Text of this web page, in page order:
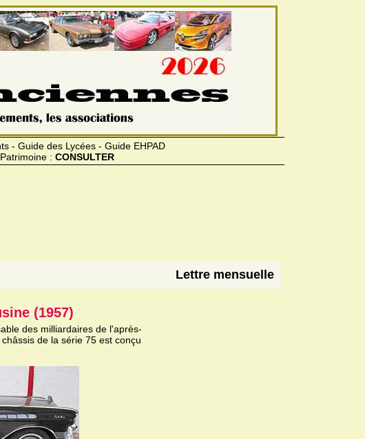
- Guide des Lycées - Guide EHPAD
: CONSULTER
Lettre mensuelle
(1957)
des milliardaires de l'après-
de la série 75 est conçu